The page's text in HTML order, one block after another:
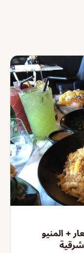
+ المنيو